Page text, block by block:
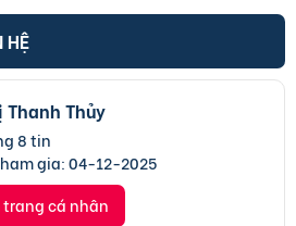
HỆ
Thanh Thủy
8 tin
gia:04-12-2025
trang cá nhân